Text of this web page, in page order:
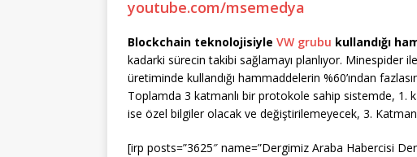
youtube.com/msemedya
Blockchain teknolojisiyle VW grubu kullandığı
kadarki sürecin takibi sağlamayı planlıyor. Minespider
üretiminde kullandığı hammaddelerin %60’ından
Toplamda 3 katmanlı bir protokole sahip sistemde, 1.
ise özel bilgiler olacak ve değiştirilemeyecek, 3.
[irp posts=”3625″ name=”Dergimiz Araba Habercisi